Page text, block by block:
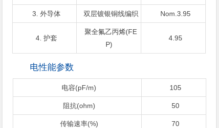
3. 外导体 双层镀银铜线编织 Nom.3.95
4. 护套
聚全氟乙丙烯(FE
P)
4.95
电性能参数
电容(pF/m) 105
阻抗(ohm) 50
传输速率(%) 70